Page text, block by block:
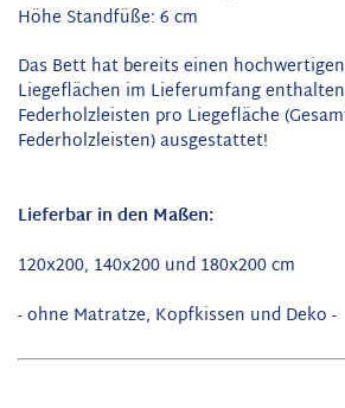
Höhe Standfüße: 6 cm
Das Bett hat bereits einen
Liegeflächen im Lieferumfang
Federholzleisten pro Liegefläche
Federholzleisten) ausgestattet!
Lieferbar in den Maßen:
120x200, 140x200 und 180x200 cm
- ohne Matratze, Kopfkissen und Deko -